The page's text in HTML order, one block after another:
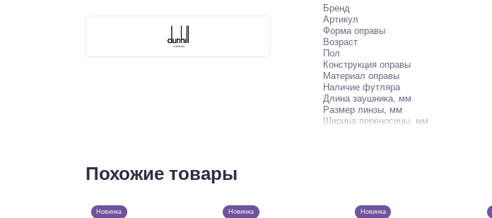
Бренд
Артикул
Форма оправы
Возраст
Пол
Конструкция оправы
Материал оправы
Наличие футляра
Длина заушника, мм
Размер линзы, мм
Ширина переносицы, мм
Похожие товары
Новинка Новинка Новинка